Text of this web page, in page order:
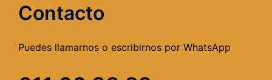
Contacto
Puedes llamarnos o escribirnos por WhatsApp